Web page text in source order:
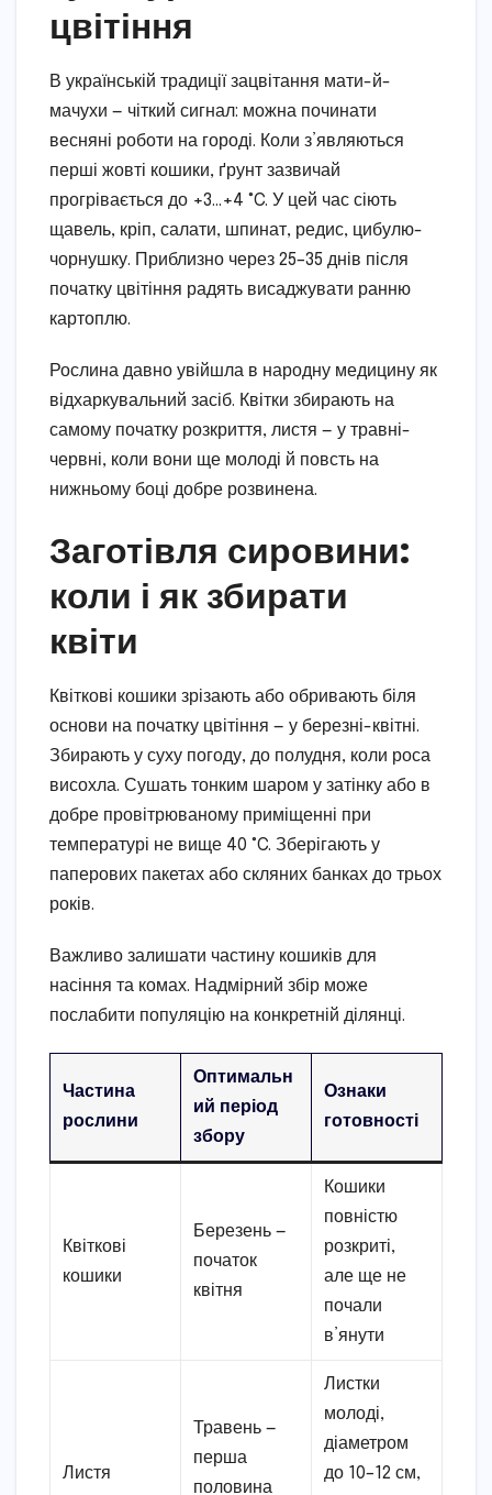
цвітіння
В українській традиції зацвітання мати-й-
мачухи — чіткий сигнал: можна починати
весняні роботи на городі. Коли з’являються
перші жовті кошики, ґрунт зазвичай
прогрівається до +3…+4 °C. У цей час сіють
щавель, кріп, салати, шпинат, редис, цибулю-
чорнушку. Приблизно через 25–35 днів після
початку цвітіння радять висаджувати ранню
картоплю.
Рослина давно увійшла в народну медицину як
відхаркувальний засіб. Квітки збирають на
самому початку розкриття, листя — у травні-
червні, коли вони ще молоді й повсть на
нижньому боці добре розвинена.
Заготівля сировини:
коли і як збирати
квіти
Квіткові кошики зрізають або обривають біля
основи на початку цвітіння — у березні-квітні.
Збирають у суху погоду, до полудня, коли роса
висохла. Сушать тонким шаром у затінку або в
добре провітрюваному приміщенні при
температурі не вище 40 °C. Зберігають у
паперових пакетах або скляних банках до трьох
років.
Важливо залишати частину кошиків для
насіння та комах. Надмірний збір може
послабити популяцію на конкретній ділянці.
Частина
рослини
Оптимальн
ий період
збору
Ознаки
готовності
Квіткові
кошики
Березень —
початок
квітня
Кошики
повністю
розкриті,
але ще не
почали
в’янути
Листя
Травень —
перша
половина
Листки
молоді,
діаметром
до 10–12 см,